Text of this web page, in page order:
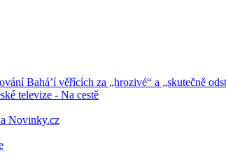
Bahá’í věřících za „hrozivé“ a „skutečně
televize - Na cestě
Novinky.cz